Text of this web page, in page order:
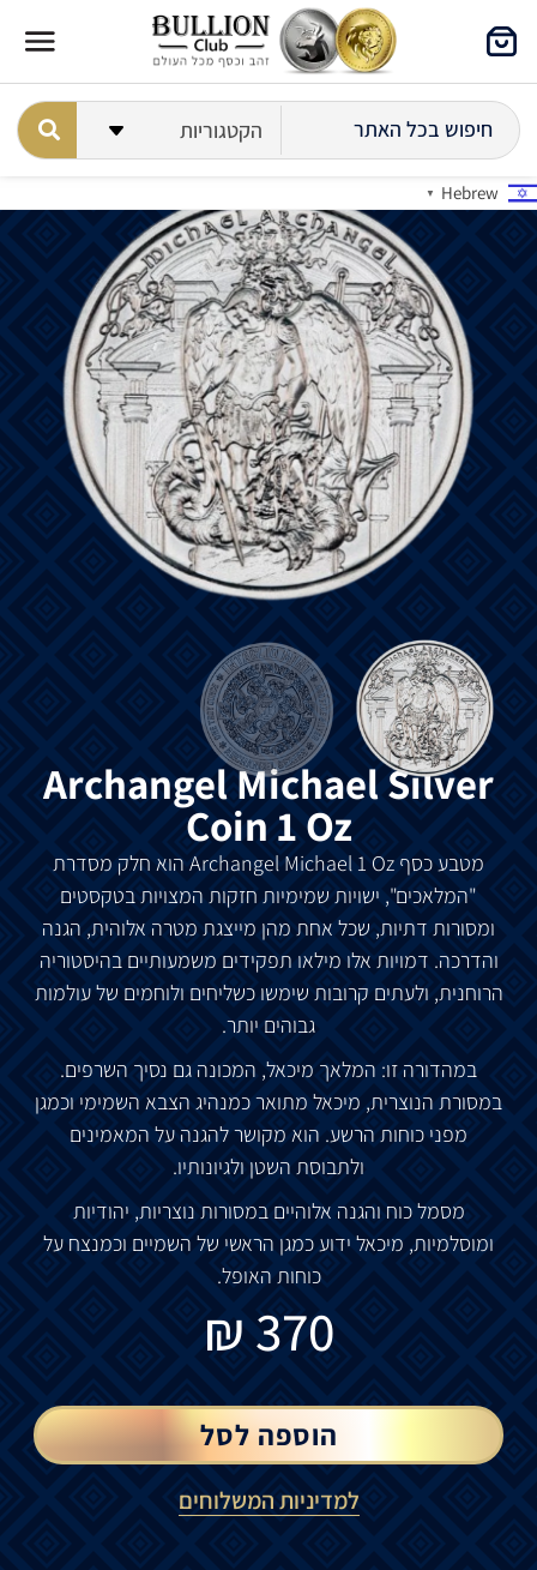
Hebrew
▼
Archangel Michael Silver
Coin 1 Oz
מטבע כסף Archangel Michael 1 Oz הוא חלק מסדרת
"המלאכים", ישויות שמימיות חזקות המצויות בטקסטים
ומסורות דתיות, שכל אחת מהן מייצגת מטרה אלוהית, הגנה
והדרכה. דמויות אלו מילאו תפקידים משמעותיים בהיסטוריה
הרוחנית, ולעתים קרובות שימשו כשליחים ולוחמים של עולמות
גבוהים יותר.
במהדורה זו: המלאך מיכאל, המכונה גם נסיך השרפים.
במסורת הנוצרית, מיכאל מתואר כמנהיג הצבא השמימי וכמגן
מפני כוחות הרשע. הוא מקושר להגנה על המאמינים
ולתבוסת השטן ולגיונותיו.
מסמל כוח והגנה אלוהיים במסורות נוצריות, יהודיות
ומוסלמיות, מיכאל ידוע כמגן הראשי של השמיים וכמנצח על
כוחות האופל.
370
₪
הוספה לסל
למדיניות המשלוחים